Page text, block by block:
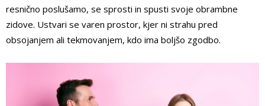
resnično poslušamo, se sprosti in spusti svoje obrambne
zidove. Ustvari se varen prostor, kjer ni strahu pred
obsojanjem ali tekmovanjem, kdo ima boljšo zgodbo.